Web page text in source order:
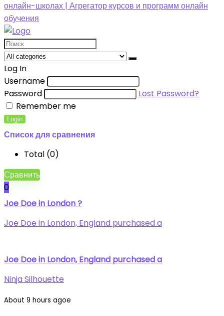
Log In
Username
Password
Lost Password?
Remember me
Login
Список для сравнения
Total (0)
Сравнить
0
Joe Doe in London ?
Joe Doe in London, England purchased a
Joe Doe in London, England purchased a
Ninja Silhouette
About 9 hours agoe